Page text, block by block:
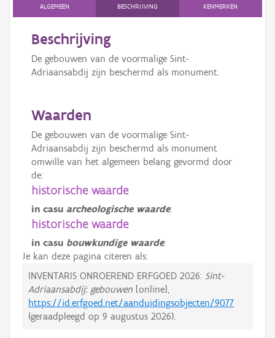
ALGEMEEN BESCHRIJVING KENMERKEN
Beschrijving
De gebouwen van de voormalige Sint-
Adriaansabdij zijn beschermd als monument.
Waarden
De gebouwen van de voormalige Sint-
Adriaansabdij zijn beschermd als monument
omwille van het algemeen belang gevormd door
de:
historische waarde
in casu archeologische waarde:
historische waarde
in casu bouwkundige waarde:
Je kan deze pagina citeren als:
INVENTARIS ONROEREND ERFGOED 2026: Sint-
Adriaansabdij: gebouwen [online],
https://id.erfgoed.net/aanduidingsobjecten/9077
(geraadpleegd op 9 augustus 2026).